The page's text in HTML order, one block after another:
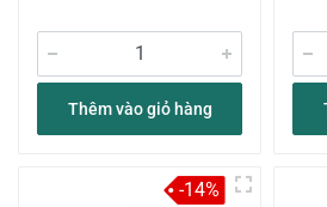
Thêm vào giỏ hàng
-14%